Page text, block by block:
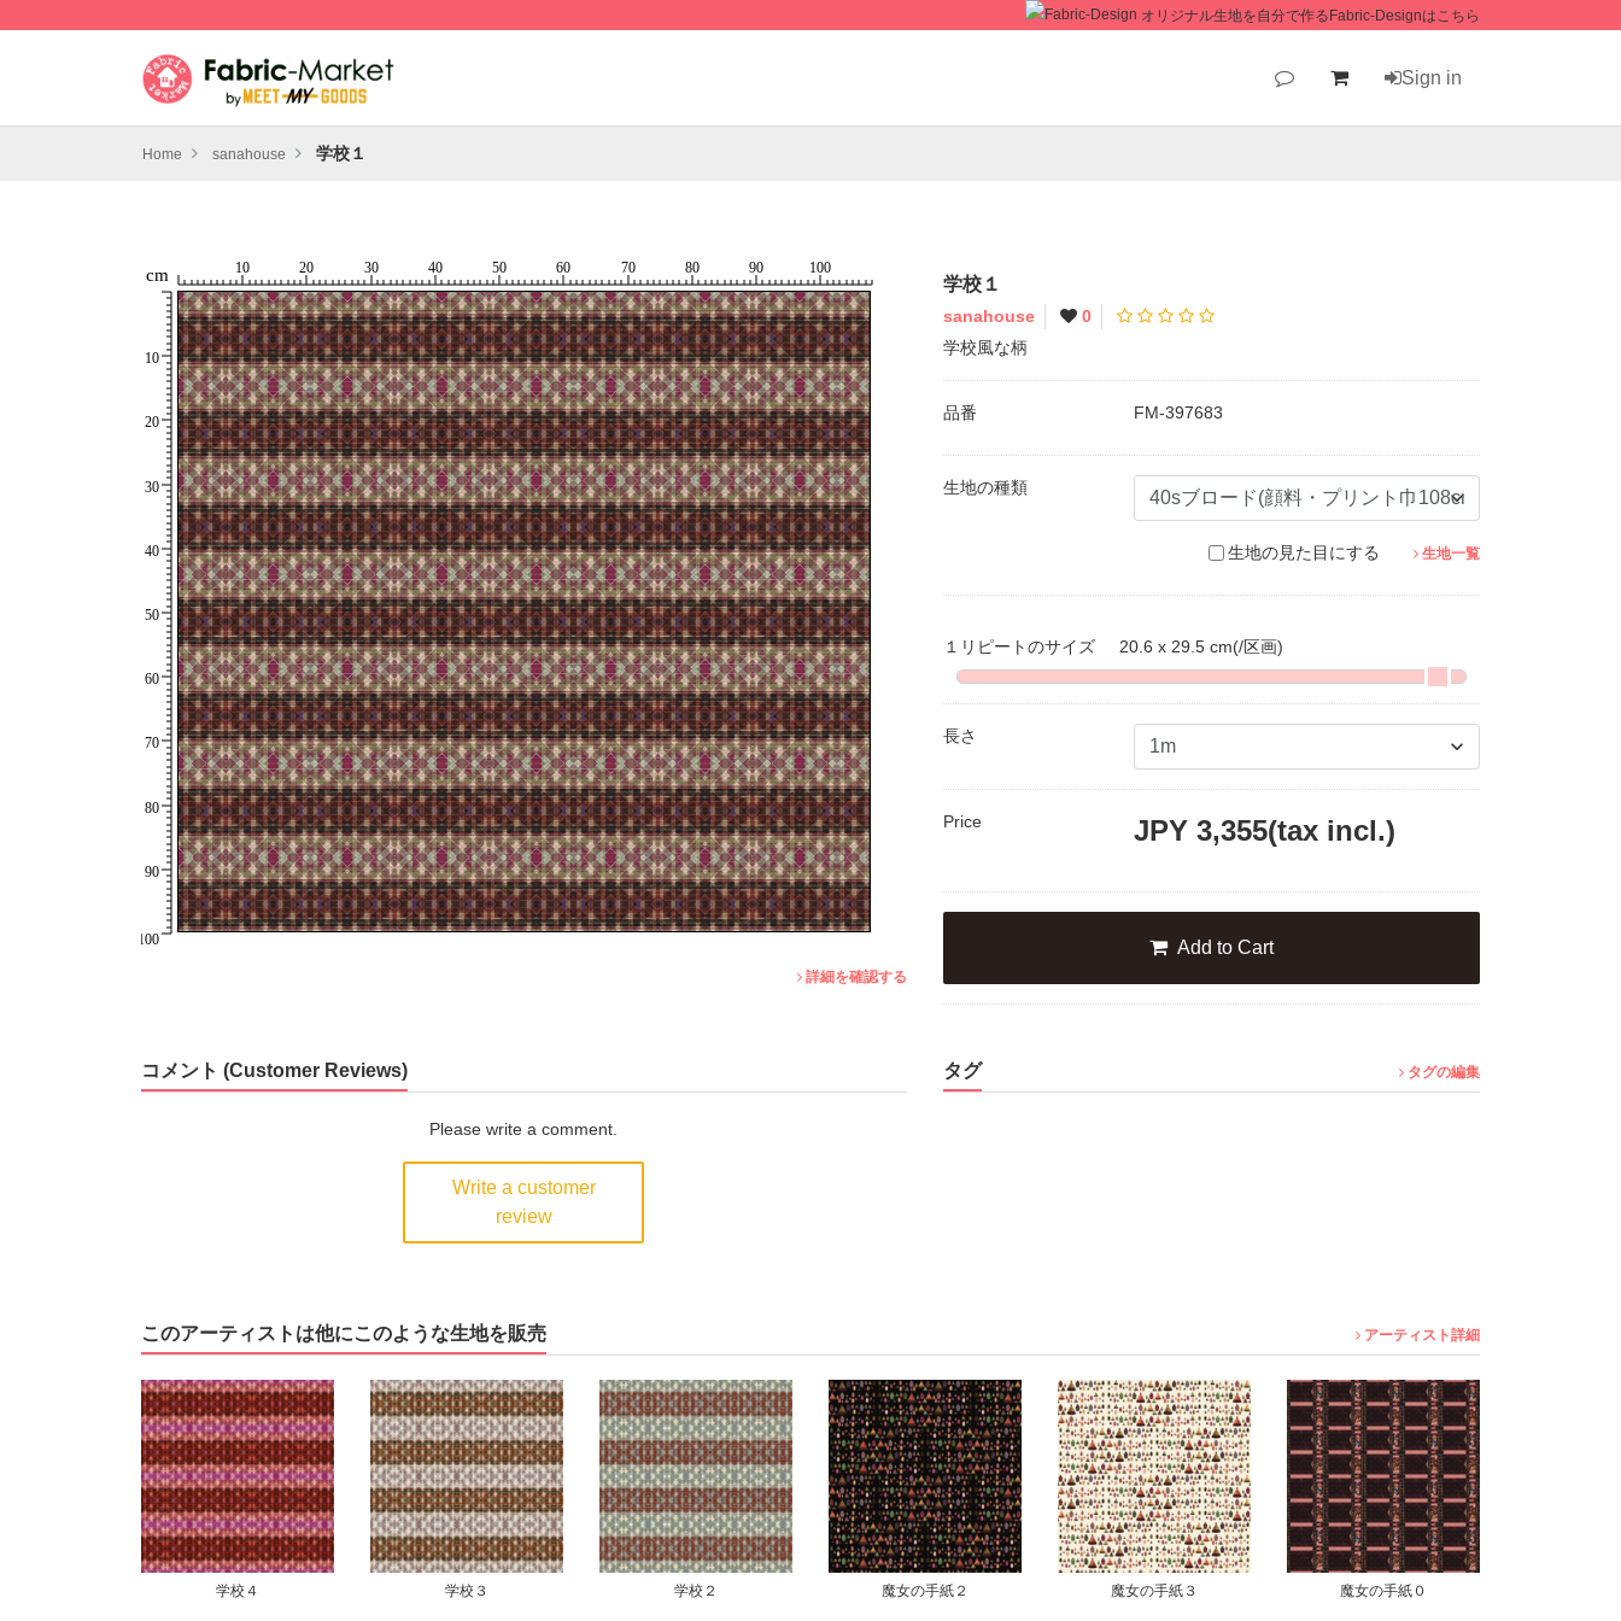
オリジナル生地を自分で作るFabric-Designはこちら
Sign in
Home sanahouse 学校１
詳細を確認する
学校１
sanahouse
0
学校風な柄
品番 FM-397683
生地の種類
生地の見た目にする 生地一覧
１リピートのサイズ 20.6 x 29.5 cm(/区画)
長さ
Price JPY3,355(tax incl.)
Add to Cart
コメント (Customer Reviews)
Please write a comment.
Write a customer
review
タグ タグの編集
このアーティストは他にこのような生地を販売 アーティスト詳細
魔女の手紙２ 魔女の手紙３ 魔女の手紙０ 魔女の手紙１